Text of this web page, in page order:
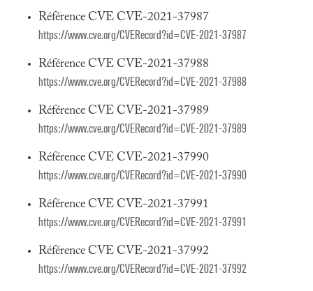
Référence CVE CVE-2021-37987
https://www.cve.org/CVERecord?id=CVE-2021-37987
Référence CVE CVE-2021-37988
https://www.cve.org/CVERecord?id=CVE-2021-37988
Référence CVE CVE-2021-37989
https://www.cve.org/CVERecord?id=CVE-2021-37989
Référence CVE CVE-2021-37990
https://www.cve.org/CVERecord?id=CVE-2021-37990
Référence CVE CVE-2021-37991
https://www.cve.org/CVERecord?id=CVE-2021-37991
Référence CVE CVE-2021-37992
https://www.cve.org/CVERecord?id=CVE-2021-37992